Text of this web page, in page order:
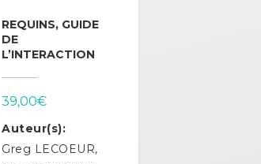
REQUINS, GUIDE
DE
L’INTERACTION
39,00€
Auteur(s):
Greg LECOEUR,